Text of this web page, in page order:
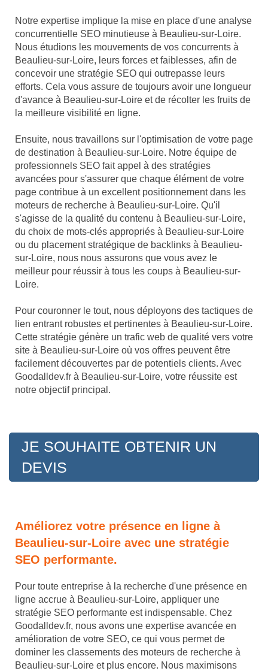
Notre expertise implique la mise en place d'une analyse
concurrentielle SEO minutieuse à Beaulieu-sur-Loire.
Nous étudions les mouvements de vos concurrents à
Beaulieu-sur-Loire, leurs forces et faiblesses, afin de
concevoir une stratégie SEO qui outrepasse leurs
efforts. Cela vous assure de toujours avoir une longueur
d'avance à Beaulieu-sur-Loire et de récolter les fruits de
la meilleure visibilité en ligne.
Ensuite, nous travaillons sur l'optimisation de votre page
de destination à Beaulieu-sur-Loire. Notre équipe de
professionnels SEO fait appel à des stratégies
avancées pour s'assurer que chaque élément de votre
page contribue à un excellent positionnement dans les
moteurs de recherche à Beaulieu-sur-Loire. Qu'il
s'agisse de la qualité du contenu à Beaulieu-sur-Loire,
du choix de mots-clés appropriés à Beaulieu-sur-Loire
ou du placement stratégique de backlinks à Beaulieu-
sur-Loire, nous nous assurons que vous avez le
meilleur pour réussir à tous les coups à Beaulieu-sur-
Loire.
Pour couronner le tout, nous déployons des tactiques de
lien entrant robustes et pertinentes à Beaulieu-sur-Loire.
Cette stratégie génère un trafic web de qualité vers votre
site à Beaulieu-sur-Loire où vos offres peuvent être
facilement découvertes par de potentiels clients. Avec
Goodalldev.fr à Beaulieu-sur-Loire, votre réussite est
notre objectif principal.
JE SOUHAITE OBTENIR UN
DEVIS
Améliorez votre présence en ligne à
Beaulieu-sur-Loire avec une stratégie
SEO performante.
Pour toute entreprise à la recherche d'une présence en
ligne accrue à Beaulieu-sur-Loire, appliquer une
stratégie SEO performante est indispensable. Chez
Goodalldev.fr, nous avons une expertise avancée en
amélioration de votre SEO, ce qui vous permet de
dominer les classements des moteurs de recherche à
Beaulieu-sur-Loire et plus encore. Nous maximisons